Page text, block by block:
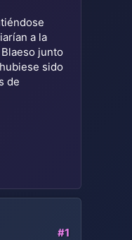
a la
junto
sido
de
#1